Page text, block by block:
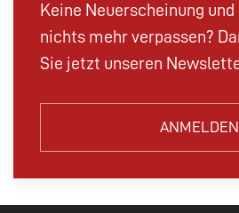
Keine Neuerscheinung
nichts mehr verpassen?
Sie jetzt unseren
ANMELDEN